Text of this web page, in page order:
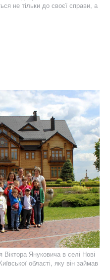
не тільки до своєї справи, а
Януковича в селі Нові
області, яку він займав